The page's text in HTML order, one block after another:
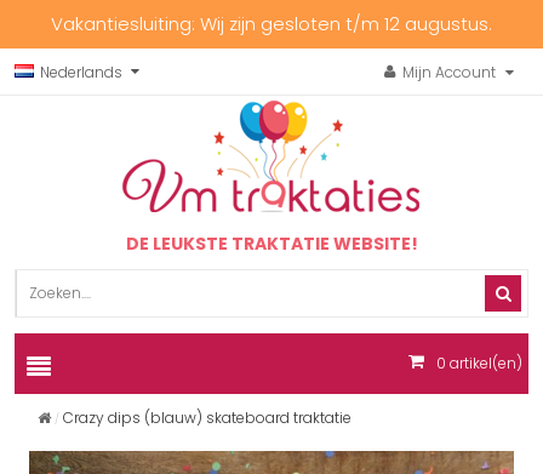
Vakantiesluiting: Wij zijn gesloten t/m 12 augustus.
Nederlands Mijn Account
DE LEUKSTE TRAKTATIE WEBSITE!
0 artikel(en)
Crazy dips (blauw) skateboard traktatie